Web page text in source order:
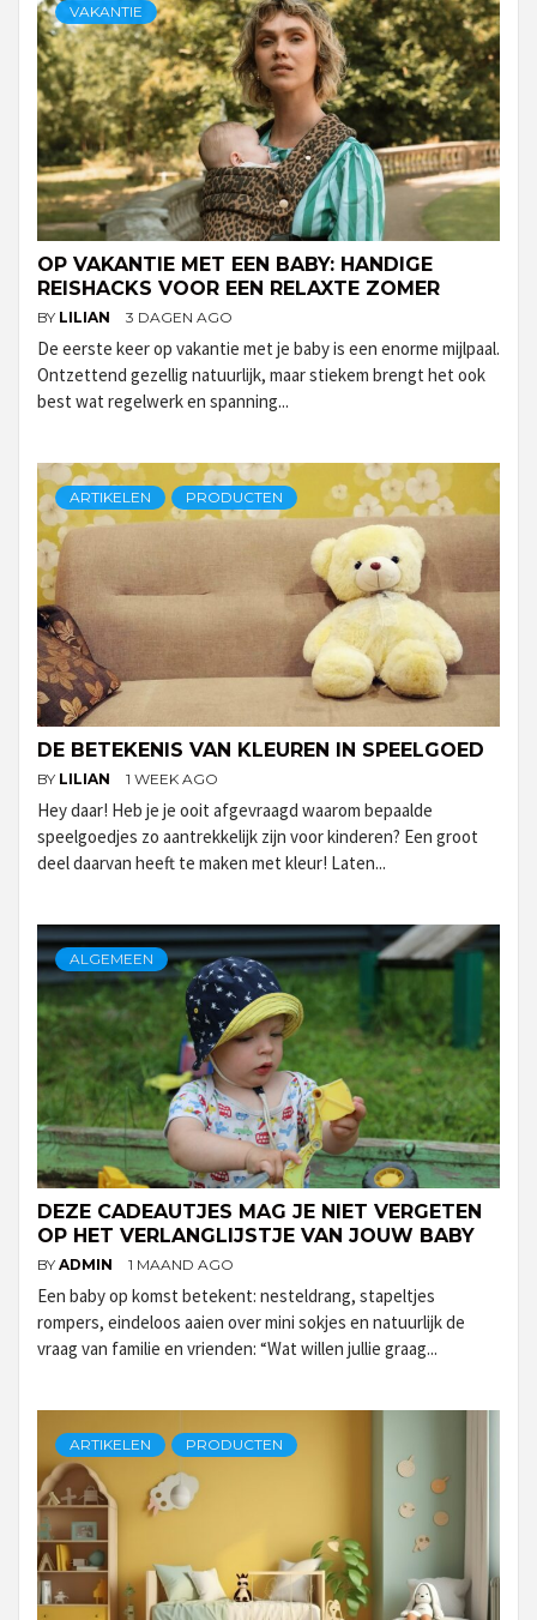
VAKANTIE
OP VAKANTIE MET EEN BABY: HANDIGE
REISHACKS VOOR EEN RELAXTE ZOMER
BY LILIAN 3 DAGEN AGO
De eerste keer op vakantie met je baby is een enorme mijlpaal.
Ontzettend gezellig natuurlijk, maar stiekem brengt het ook
best wat regelwerk en spanning...
ARTIKELEN PRODUCTEN
DE BETEKENIS VAN KLEUREN IN SPEELGOED
BY LILIAN 1 WEEK AGO
Hey daar! Heb je je ooit afgevraagd waarom bepaalde
speelgoedjes zo aantrekkelijk zijn voor kinderen? Een groot
deel daarvan heeft te maken met kleur! Laten...
ALGEMEEN
DEZE CADEAUTJES MAG JE NIET VERGETEN
OP HET VERLANGLIJSTJE VAN JOUW BABY
BY ADMIN 1 MAAND AGO
Een baby op komst betekent: nesteldrang, stapeltjes
rompers, eindeloos aaien over mini sokjes en natuurlijk de
vraag van familie en vrienden: “Wat willen jullie graag...
ARTIKELEN PRODUCTEN